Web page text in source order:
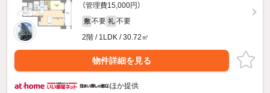
（管理費15,000円）
敷 不要 礼 不要
2階 / 1LDK / 30.72㎡
物件詳細を見る
ほか提供